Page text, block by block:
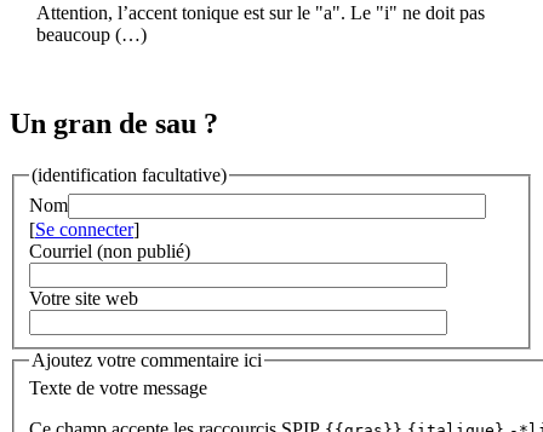
Attention, l’accent tonique est sur le "a". Le "i" ne doit pas
beaucoup (…)
Un gran de sau ?
(identification facultative)
Nom
[Se connecter]
Courriel (non publié)
Votre site web
Ajoutez votre commentaire ici
Texte de votre message